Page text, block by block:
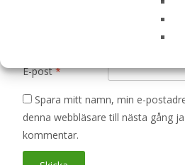
E-post*
Spara mitt namn, min e-
denna webbläsare till nästa gång
kommentar.